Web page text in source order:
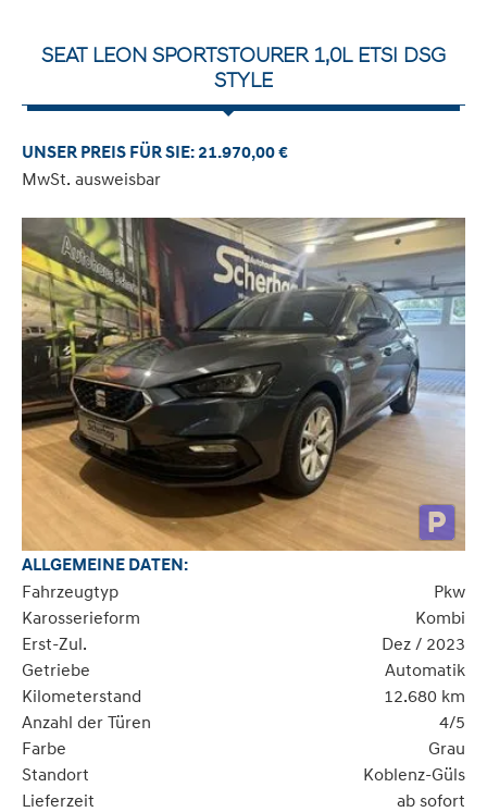
SEAT LEON SPORTSTOURER 1,0L ETSI DSG
STYLE
UNSER PREIS FÜR SIE: 21.970,00 €
MwSt. ausweisbar
ALLGEMEINE DATEN:
Fahrzeugtyp
Pkw
Karosserieform
Kombi
Erst-Zul.
Dez / 2023
Getriebe
Automatik
Kilometerstand
12.680 km
Anzahl der Türen
4/5
Farbe
Grau
Standort
Koblenz-Güls
Lieferzeit
ab sofort